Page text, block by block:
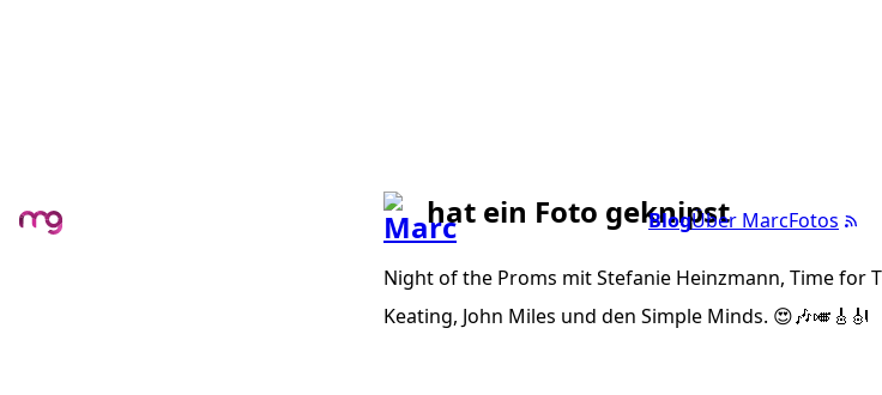
BlogÜber MarcFotos
hat ein Foto geknipst
Night of the Proms mit Stefanie Heinzmann, Time for
Keating, John Miles und den Simple Minds. 😍🎶🎺🎸🎻